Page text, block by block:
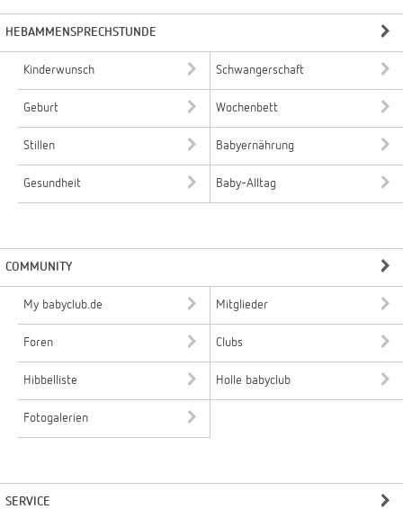
HEBAMMENSPRECHSTUNDE
Kinderwunsch Schwangerschaft
Geburt Wochenbett
Stillen Babyernährung
Gesundheit Baby-Alltag
COMMUNITY
My babyclub.de Mitglieder
Foren Clubs
Hibbelliste Holle babyclub
Fotogalerien
SERVICE